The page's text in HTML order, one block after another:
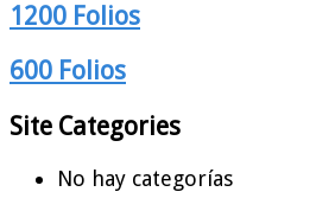
1200 Folios
600 Folios
Site Categories
No hay categorías